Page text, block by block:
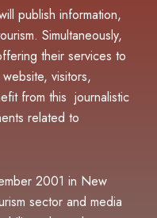
publish information,
Simultaneously,
their services to
visitors,
from this journalistic
related to
2001 in New
sector and media